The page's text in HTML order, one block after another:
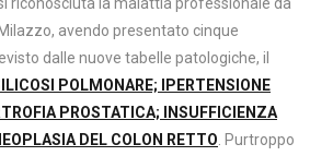
avendo presentato cinque
dalle nuove tabelle patologiche, il
POLMONARE; IPERTENSIONE
PROSTATICA; INSUFFICIENZA
DEL COLON RETTO . Purtroppo